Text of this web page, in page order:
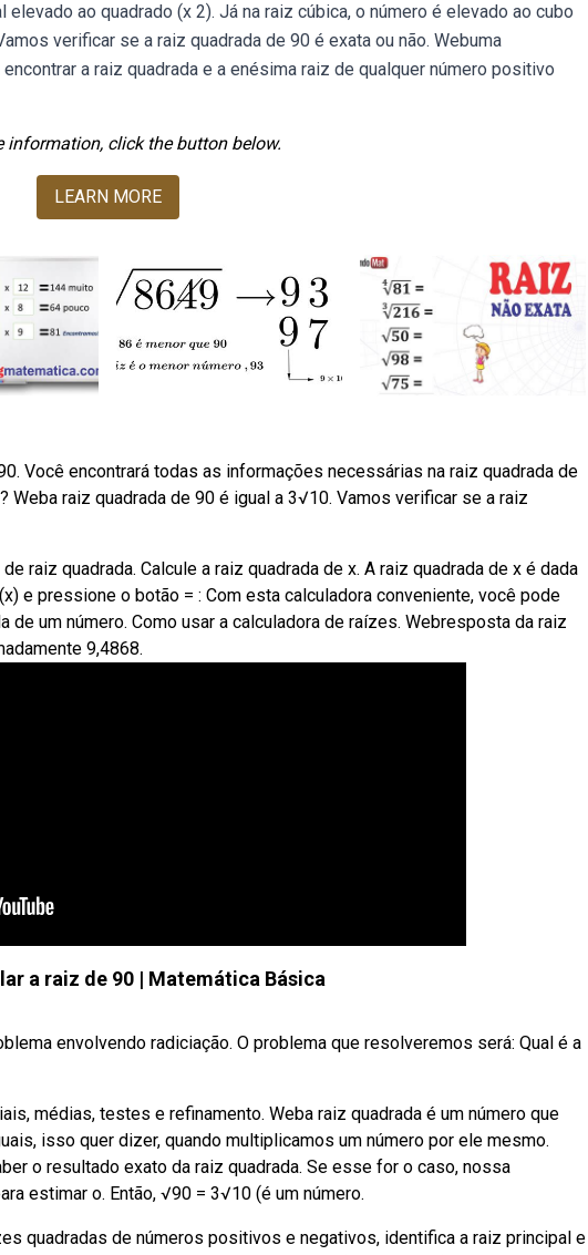
ao quadrado (x 2). Já na raiz cúbica, o número é elevado ao cubo
verificar se a raiz quadrada de 90 é exata ou não. Webuma
a raiz quadrada e a enésima raiz de qualquer número positivo
information, click the button below.
LEARN MORE
Você encontrará todas as informações necessárias na raiz quadrada de
Weba raiz quadrada de 90 é igual a 3√10. Vamos verificar se a raiz
raiz quadrada. Calcule a raiz quadrada de x. A raiz quadrada de x é dada
e pressione o botão = : Com esta calculadora conveniente, você pode
de um número. Como usar a calculadora de raízes. Webresposta da raiz
9,4868.
a raiz de 90 | Matemática Básica
envolvendo radiciação. O problema que resolveremos será: Qual é a
médias, testes e refinamento. Weba raiz quadrada é um número que
isso quer dizer, quando multiplicamos um número por ele mesmo.
o resultado exato da raiz quadrada. Se esse for o caso, nossa
estimar o. Então, √90 = 3√10 (é um número.
quadradas de números positivos e negativos, identifica a raiz principal e